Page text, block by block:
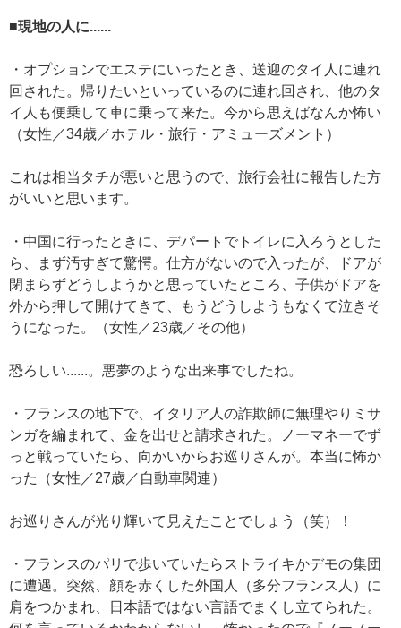
■現地の人に......
・オプションでエステにいったとき、送迎のタイ人に連れ
回された。帰りたいといっているのに連れ回され、他のタ
イ人も便乗して車に乗って来た。今から思えばなんか怖い
（女性／34歳／ホテル・旅行・アミューズメント）
これは相当タチが悪いと思うので、旅行会社に報告した方
がいいと思います。
・中国に行ったときに、デパートでトイレに入ろうとした
ら、まず汚すぎて驚愕。仕方がないので入ったが、ドアが
閉まらずどうしようかと思っていたところ、子供がドアを
外から押して開けてきて、もうどうしようもなくて泣きそ
うになった。（女性／23歳／その他）
恐ろしい......。悪夢のような出来事でしたね。
・フランスの地下で、イタリア人の詐欺師に無理やりミサ
ンガを編まれて、金を出せと請求された。ノーマネーでず
っと戦っていたら、向かいからお巡りさんが。本当に怖か
った（女性／27歳／自動車関連）
お巡りさんが光り輝いて見えたことでしょう（笑）！
・フランスのパリで歩いていたらストライキかデモの集団
に遭遇。突然、顔を赤くした外国人（多分フランス人）に
肩をつかまれ、日本語ではない言語でまくし立てられた。